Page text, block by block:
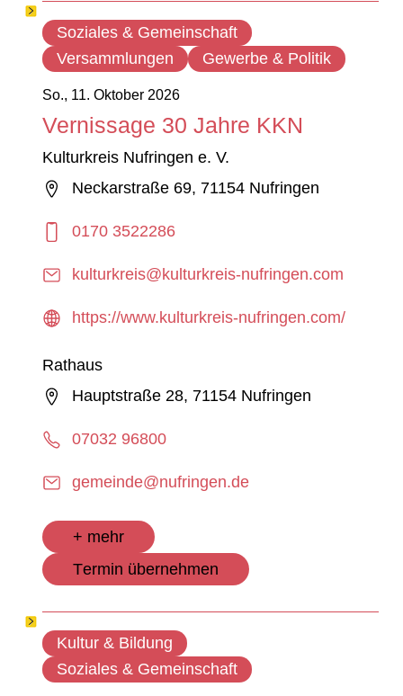
So., 11. Oktober 2026
Vernissage 30 Jahre KKN
Kulturkreis Nufringen e. V.
Neckarstraße 69, 71154 Nufringen
0170 3522286
kulturkreis@kulturkreis-nufringen.com
https://www.kulturkreis-nufringen.com/
Rathaus
Hauptstraße 28, 71154 Nufringen
07032 96800
gemeinde@nufringen.de
+ mehr
Termin übernehmen
Soziales & Gemeinschaft
Versammlungen
Gewerbe & Politik
Kultur & Bildung
Soziales & Gemeinschaft